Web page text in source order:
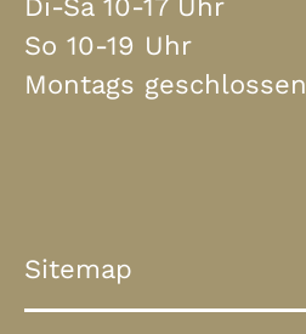
Di-Sa 10-17 Uhr
So 10-19 Uhr
Montags geschlossen
Sitemap